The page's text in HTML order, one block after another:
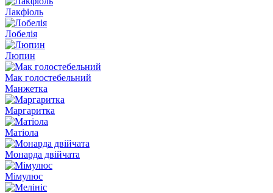
Лакфіоль
Лобелія
Люпин
Мак голостебельний
Манжетка
Маргаритка
Матіола
Mонарда двiйчата
Мімулюс